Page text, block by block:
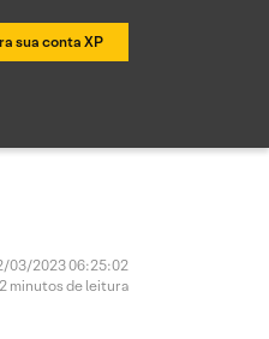
sua conta XP
03/2023 06:25:02
2 minutos de leitura